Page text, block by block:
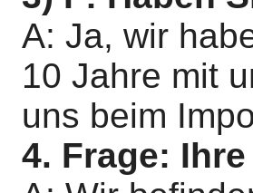
A: Ja, wir
10 Jahre mit
uns beim
4. Frage: